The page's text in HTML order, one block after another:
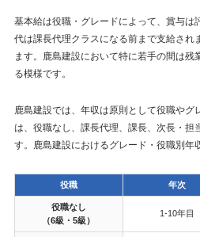
基本給は役職・グレードによって、賞与は
代は課長代理クラスになる前まで支給され
ます。鹿島建設において特に若手の間は
る模様です。
鹿島建設では、年収は原則として役職やグ
は、役職なし、課長代理、課長、次長・担
す。鹿島建設におけるグレード・役職別年
役職 年次
役職なし
（6級・5級）
1-10年目